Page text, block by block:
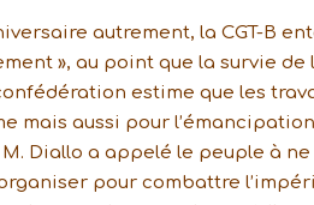
autrement, la CGT-B
», au point que la survie
estime que les
mais aussi pour
Diallo a appelé le peuple à
pour combattre